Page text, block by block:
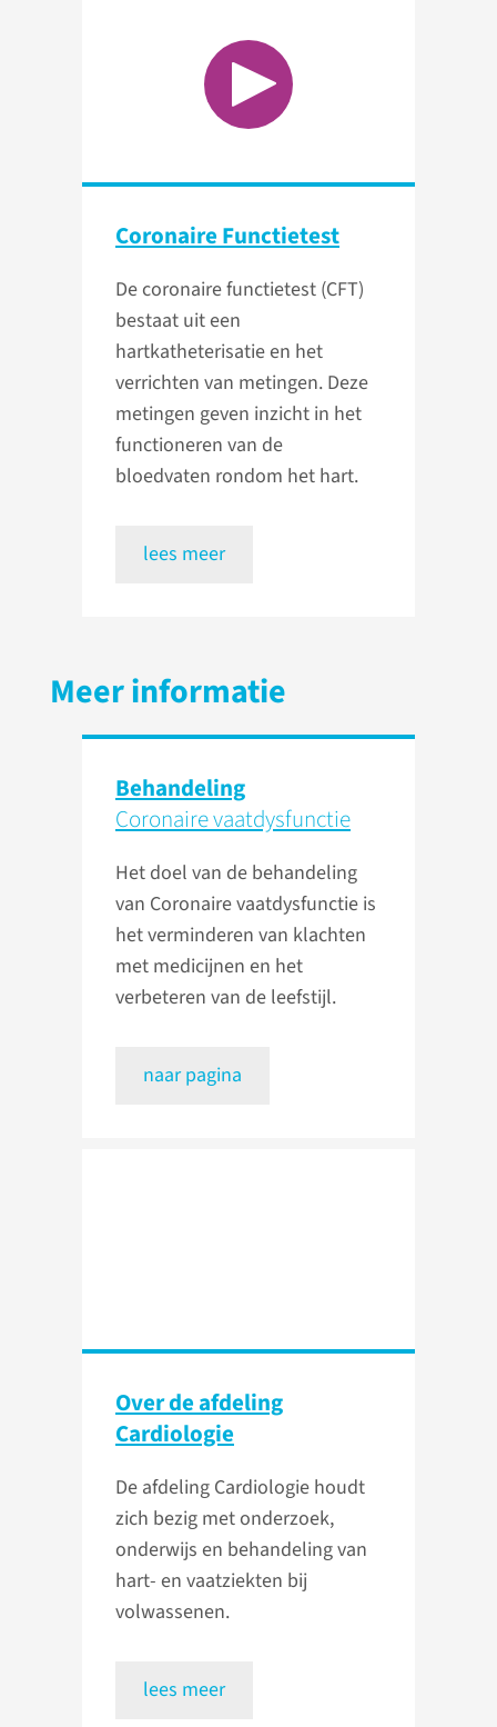
Coronaire Functietest
De coronaire functietest (CFT)
bestaat uit een
hartkatheterisatie en het
verrichten van metingen. Deze
metingen geven inzicht in het
functioneren van de
bloedvaten rondom het hart.
lees meer
Meer informatie
Behandeling
Coronaire vaatdysfunctie
Het doel van de behandeling
van Coronaire vaatdysfunctie is
het verminderen van klachten
met medicijnen en het
verbeteren van de leefstijl.
naar pagina
Over de afdeling
Cardiologie
De afdeling Cardiologie houdt
zich bezig met onderzoek,
onderwijs en behandeling van
hart- en vaatziekten bij
volwassenen.
lees meer